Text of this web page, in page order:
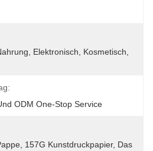
Elektronisch, Kosmetisch,
ODM One-Stop Service
157G Kunstdruckpapier, Das